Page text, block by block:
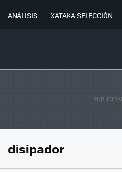
ANÁLISIS XATAKA SELECCIÓN
disipador